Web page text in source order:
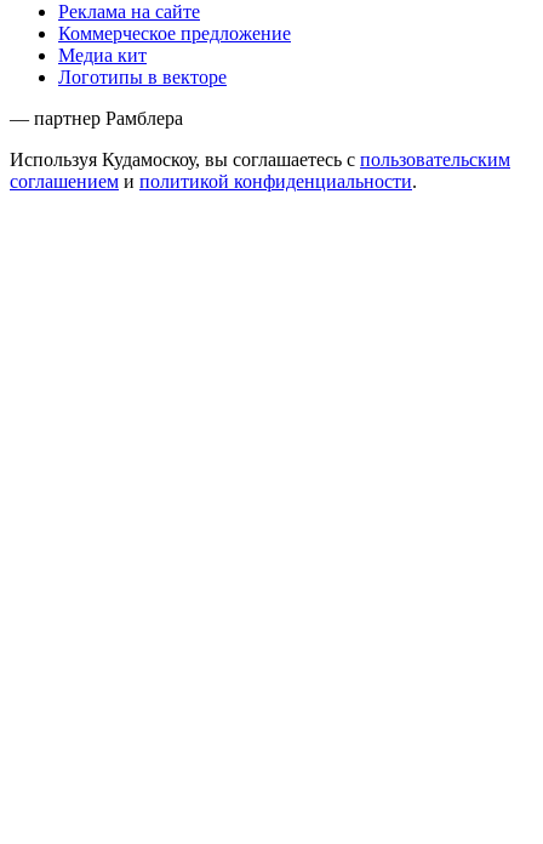
Реклама на сайте
Коммерческое предложение
Медиа кит
Логотипы в векторе
— партнер Рамблера
Используя Кудамоскоу, вы соглашаетесь с пользовательским
соглашением и политикой конфиденциальности.